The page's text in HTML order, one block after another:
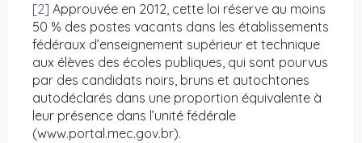
[2] Approuvée en 2012, cette loi réserve au moins
50 % des postes vacants dans les établissements
fédéraux d’enseignement supérieur et technique
aux élèves des écoles publiques, qui sont pourvus
par des candidats noirs, bruns et autochtones
autodéclarés dans une proportion équivalente à
leur présence dans l’unité fédérale
(www.portal.mec.gov.br).